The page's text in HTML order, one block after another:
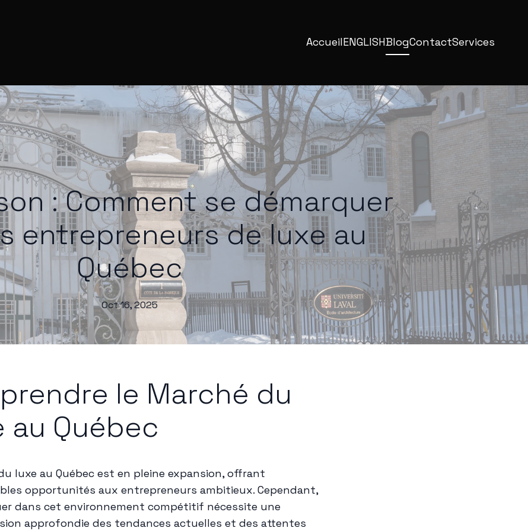
AccueilENGLISHBlogContactServices
: Comment se démarquer
entrepreneurs de luxe au
Québec
Oct 16, 2025
le Marché du
au Québec
luxe au Québec est en pleine expansion, offrant
opportunités aux entrepreneurs ambitieux. Cependant,
dans cet environnement compétitif nécessite une
approfondie des tendances actuelles et des attentes